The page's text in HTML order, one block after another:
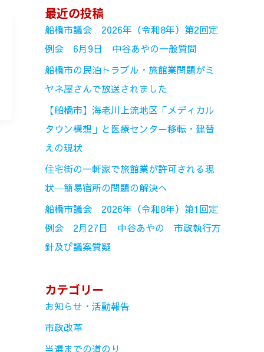
最近の投稿
船橋市議会 2026年（令和8年）第2回定
例会 6月9日 中谷あやの一般質問
船橋市の民泊トラブル・旅館業問題がミ
ヤネ屋さんで放送されました
【船橋市】海老川上流地区「メディカル
タウン構想」と医療センター移転・建替
えの現状
住宅街の一軒家で旅館業が許可される現
状―簡易宿所の問題の解決へ
船橋市議会 2026年（令和8年）第1回定
例会 2月27日 中谷あやの 市政執行方
針及び議案質疑
カテゴリー
お知らせ・活動報告
市政改革
当選までの道のり